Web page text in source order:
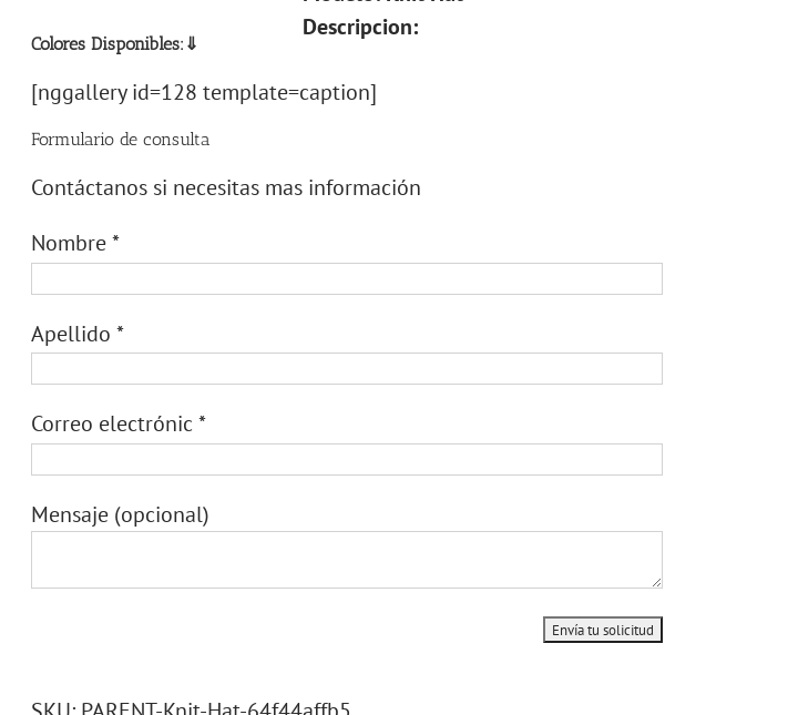
Descripcion:
Colores Disponibles:⇓
[nggallery id=128 template=caption]
Formulario de consulta
Contáctanos si necesitas mas información
Nombre*
Apellido *
Correo electrónic*
Mensaje (opcional)